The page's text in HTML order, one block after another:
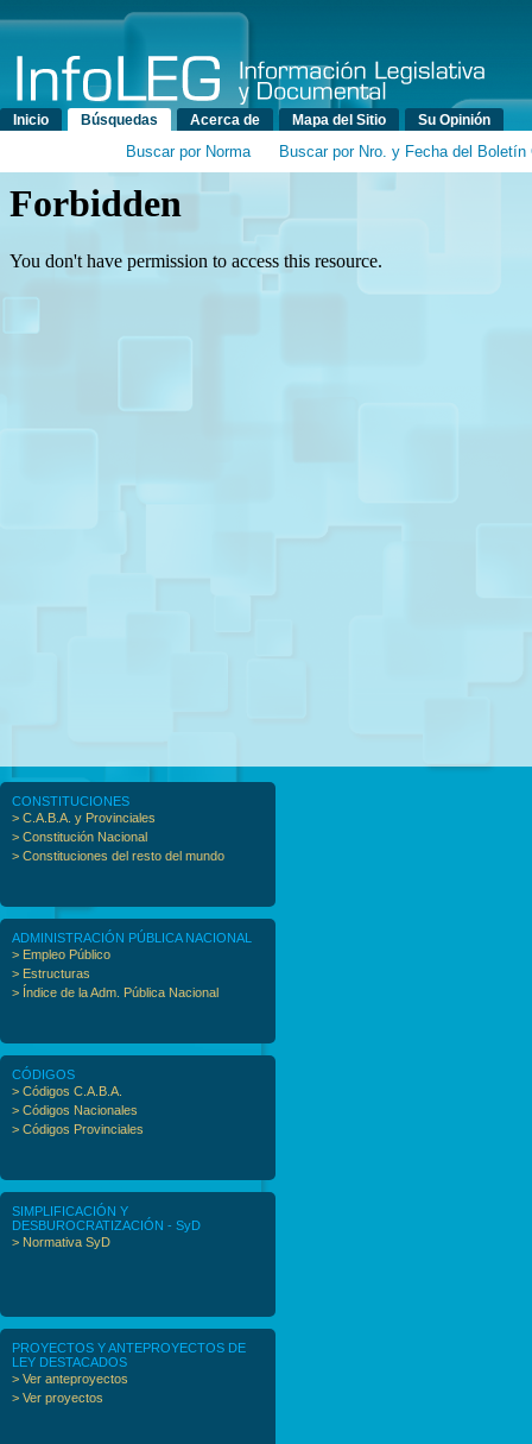
Menú principal
Inicio Búsquedas Acerca de Mapa del Sitio Su Opinión
Buscar por Norma Buscar por Nro. y Fecha del Boletín
CONSTITUCIONES
> C.A.B.A. y Provinciales
> Constitución Nacional
> Constituciones del resto del mundo
ADMINISTRACIÓN PÚBLICA NACIONAL
> Empleo Público
> Estructuras
> Índice de la Adm. Pública Nacional
CÓDIGOS
> Códigos C.A.B.A.
> Códigos Nacionales
> Códigos Provinciales
SIMPLIFICACIÓN Y
DESBUROCRATIZACIÓN - SyD
> Normativa SyD
PROYECTOS Y ANTEPROYECTOS DE
LEY DESTACADOS
> Ver anteproyectos
> Ver proyectos